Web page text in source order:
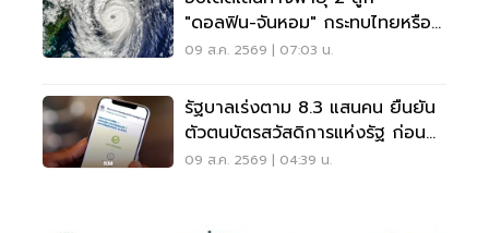
"ดอลฟิน-จันหอม" กระทบไทยหรือ
ไม่ เช็กเลย
09 ส.ค. 2569 | 07:03 น.
รัฐบาลเร่งตาม 8.3 แสนคน ยืนยัน
ตัวตนบัตรสวัสดิการแห่งรัฐ ก่อน
พลาดสิทธิ
09 ส.ค. 2569 | 04:39 น.